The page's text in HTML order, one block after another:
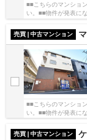
■■こちらのマンショ
い。■■物件が発表に
売買 | 中古マンション
■■こちらのマンショ
い。■■物件が発表に
売買 | 中古マンション